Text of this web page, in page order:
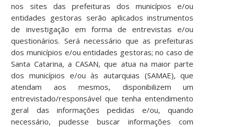
nos sites das prefeituras dos municípios e/ou
entidades gestoras serão aplicados instrumentos
de investigação em forma de entrevistas e/ou
questionários. Será necessário que as prefeituras
dos municípios e/ou entidades gestoras; no caso de
Santa Catarina, a CASAN, que atua na maior parte
dos municípios e/ou às autarquias (SAMAE), que
atendam aos mesmos, disponibilizem um
entrevistado/responsável que tenha entendimento
geral das informações pedidas e/ou, quando
necessário, pudesse buscar informações com